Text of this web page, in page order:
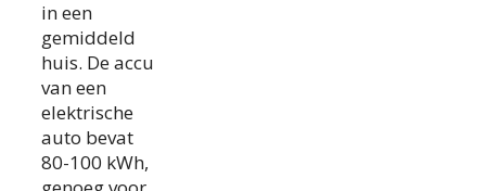
in een
gemiddeld
huis. De accu
van een
elektrische
auto bevat
80-100 kWh,